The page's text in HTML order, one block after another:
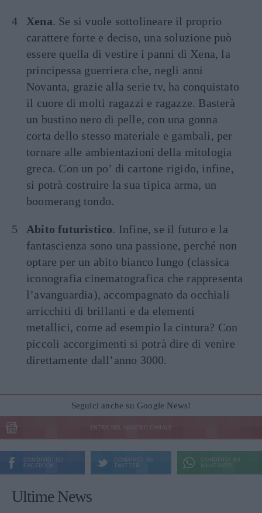
Xena. Se si vuole sottolineare il proprio
carattere forte e deciso, una soluzione può
essere quella di vestire i panni di Xena, la
principessa guerriera che, negli anni
Novanta, grazie alla serie tv, ha conquistato
il cuore di molti ragazzi e ragazze. Basterà
un bustino nero di pelle, con una gonna
corta dello stesso materiale e gambali, per
tornare alle ambientazioni della mitologia
greca. Con un po’ di cartone rigido, infine,
si potrà costruire la sua tipica arma, un
boomerang tondo.
Abito futuristico. Infine, se il futuro e la
fantascienza sono una passione, perché non
optare per un abito bianco lungo (classica
iconografia cinematografica che rappresenta
l’avanguardia), accompagnato da occhiali
arricchiti di brillanti e da elementi
metallici, come ad esempio la cintura? Con
piccoli accorgimenti si potrà dire di venire
direttamente dall’anno 3000.
Seguici anche su Google News!
ENTRA NEL NOSTRO CANALE
CONDIVIDI SU
FACEBOOK
CONDIVIDI SU
TWITTER
CONDIVIDI SU
WHATSAPP
Ultime News